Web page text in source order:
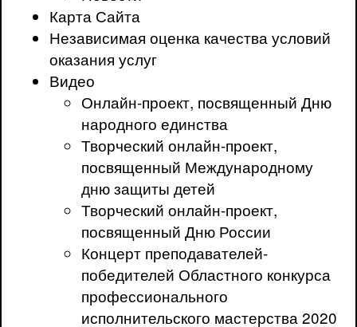
Карта Сайта
Независимая оценка качества условий
оказания услуг
Видео
Онлайн-проект, посвященный Дню
народного единства
Творческий онлайн-проект,
посвященный Международному
дню защиты детей
Творческий онлайн-проект,
посвященный Дню России
Концерт преподавателей-
победителей Областного конкурса
профессионального
исполнительского мастерства 2020